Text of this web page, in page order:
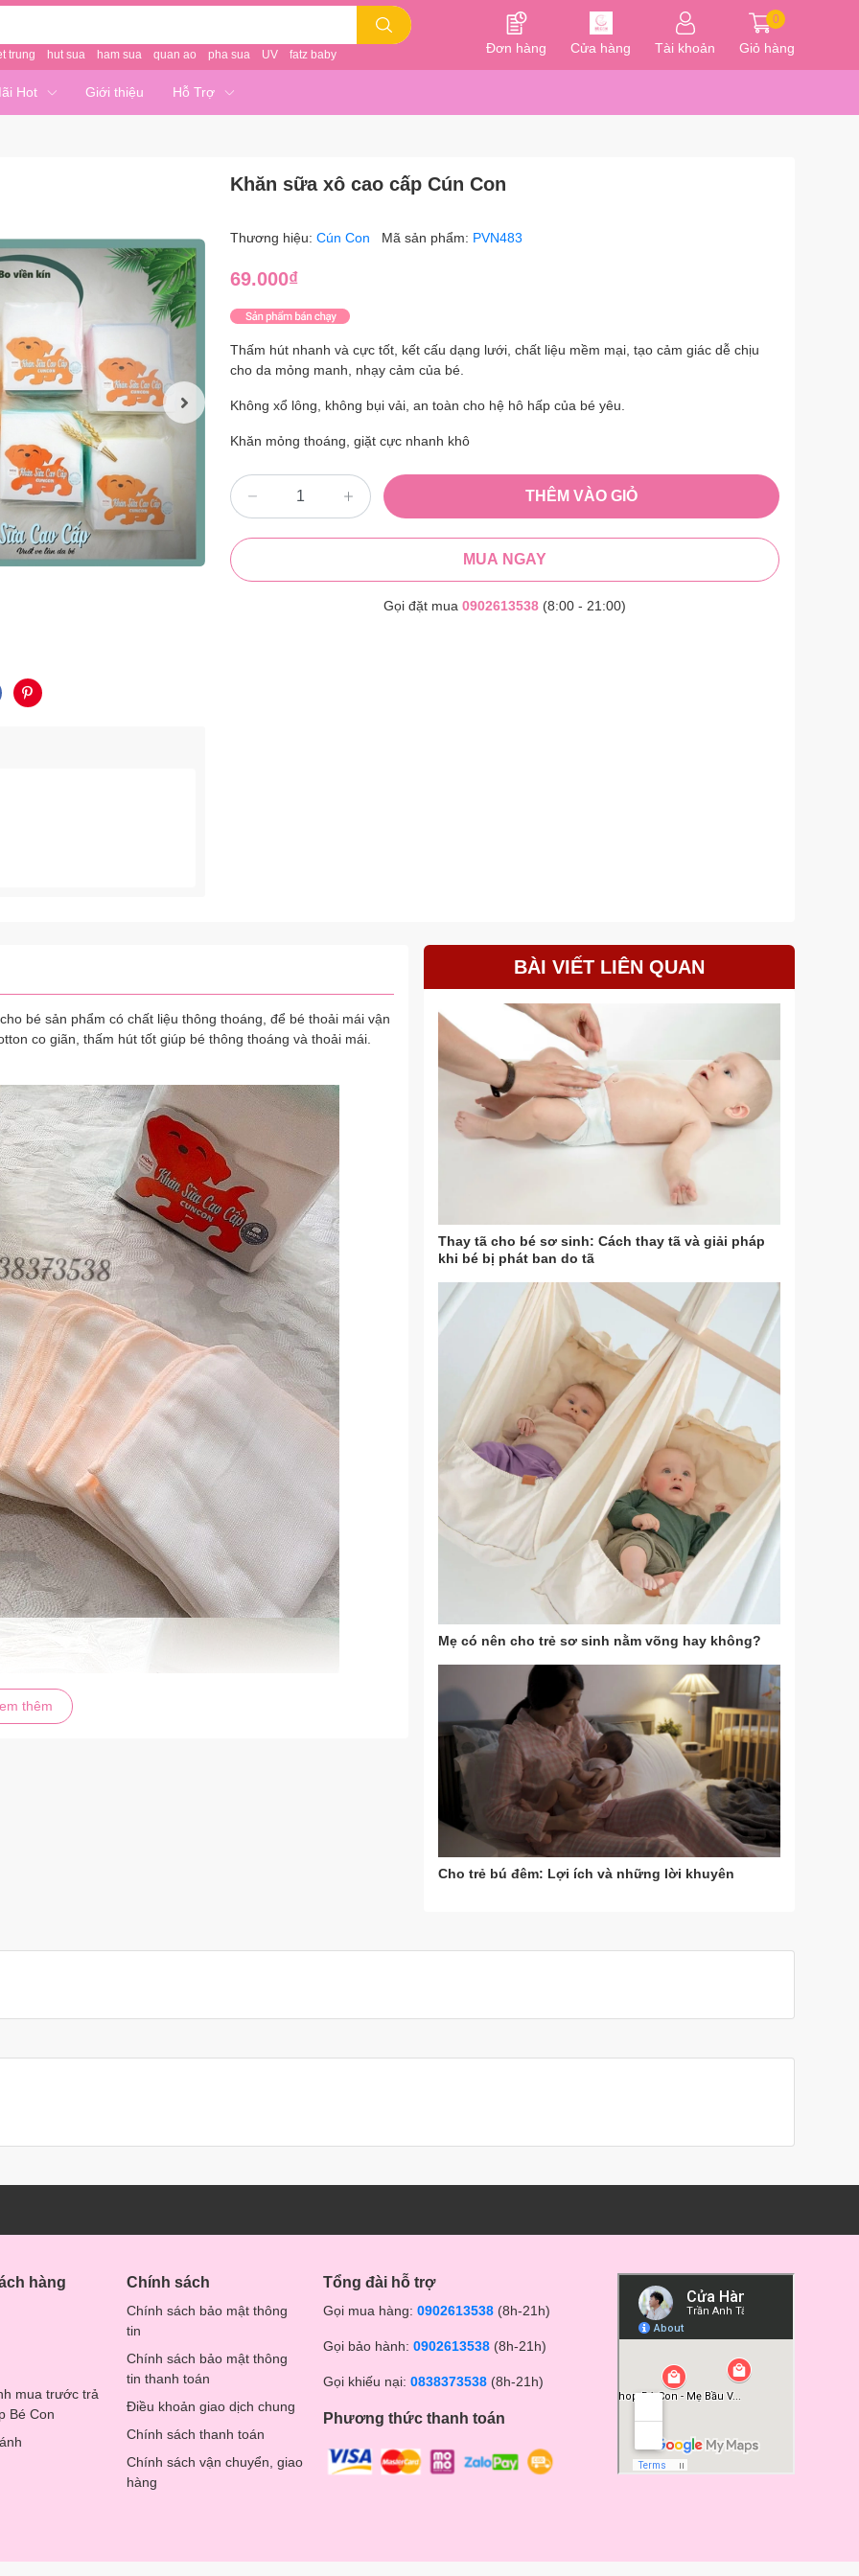
trung hut sua ham sua quan ao pha sua UV fatz baby Đơn hàng Cửa hàng Tài khoản
0
Giỏ hàng
Hot Giới thiệu Hỗ Trợ
Khăn sữa xô cao cấp Cún Con
Thương hiệu: Cún Con Mã sản phẩm: PVN483
69.000₫
Thấm hút nhanh và cực tốt, kết cấu dạng lưới, chất liệu mềm mại, tạo cảm giác dễ chịu
cho da mỏng manh, nhạy cảm của bé.
Không xổ lông, không bụi vải, an toàn cho hệ hô hấp của bé yêu.
Khăn mỏng thoáng, giặt cực nhanh khô
THÊM VÀO GIỎ
MUA NGAY
Gọi đặt mua 0902613538 (8:00 - 21:00)
bé sản phẩm có chất liệu thông thoáng, để bé thoải mái vận
co giãn, thấm hút tốt giúp bé thông thoáng và thoải mái.
liệu mềm mại, tạo cảm giác dễ chịu cho da mỏng manh,
thêm
BÀI VIẾT LIÊN QUAN
Thay tã cho bé sơ sinh: Cách thay tã và giải pháp
khi bé bị phát ban do tã
Mẹ có nên cho trẻ sơ sinh nằm võng hay không?
Cho trẻ bú đêm: Lợi ích và những lời khuyên
hàng
mua trước trả
Bé Con
Chính sách
Chính sách bảo mật thông
tin
Chính sách bảo mật thông
tin thanh toán
Điều khoản giao dịch chung
Chính sách thanh toán
Chính sách vận chuyển, giao
hàng
Tổng đài hỗ trợ
Gọi mua hàng: 0902613538 (8h-21h)
Gọi bảo hành: 0902613538 (8h-21h)
Gọi khiếu nại: 0838373538 (8h-21h)
Phương thức thanh toán